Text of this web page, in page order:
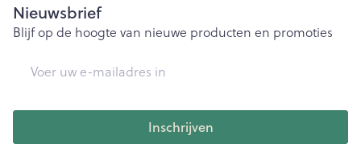
Nieuwsbrief
Blijf op de hoogte van nieuwe producten en promoties
Inschrijven